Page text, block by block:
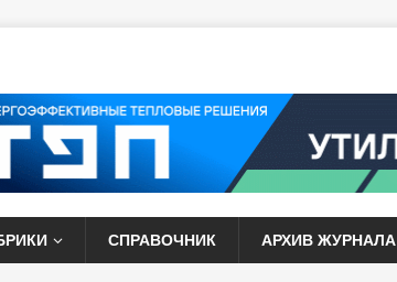
СПРАВОЧНИК АРХИВ ЖУРНАЛА